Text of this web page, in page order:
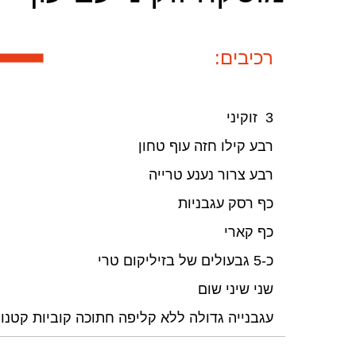
רכיבים:
3 זוקיני
רבע קילו חזה עוף טחון
רבע צרור נענע טרייה
כף רסק עגבניות
כף קארי
כ-5 גבעולים של בזיליקום טרי
שני שיני שום
עגבנייה גדולה ללא קליפה חתוכה קוביות